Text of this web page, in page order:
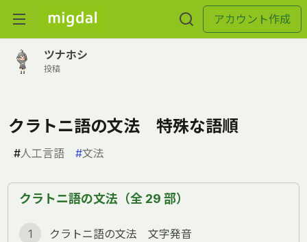
アカウント作成
ツナホシ
投稿
クラトニ語の文法 特殊な語順
#人工言語 #文法
クラトニ語の文法（全 29 部）
1 クラトニ語の文法 文字発音